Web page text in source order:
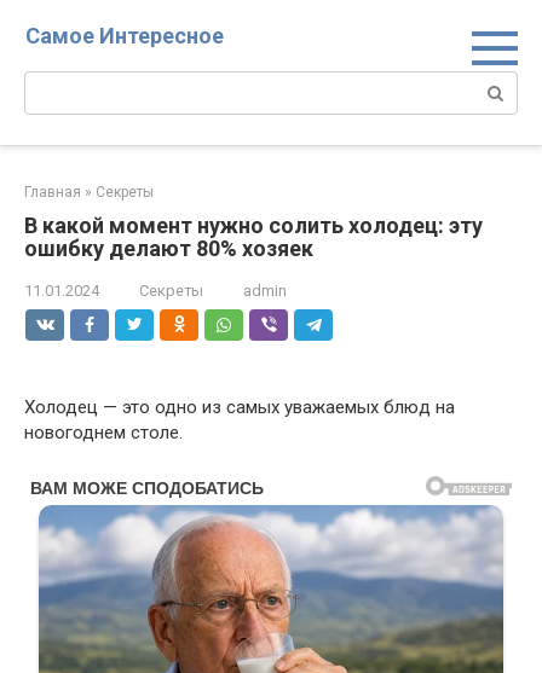
Самое Интересное
Поиск:
Главная » Секреты
В какой момент нужно солить холодец: эту
ошибку делают 80% хозяек
11.01.2024 Секреты admin
Холодец — это одно из самых уважаемых блюд на
новогоднем столе.